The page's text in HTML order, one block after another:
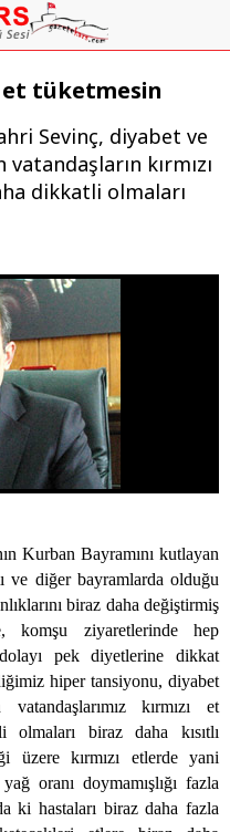
et tüketmesin
Sevinç, diyabet ve
kırmızı
dikkatli olmaları
Kurban Bayramını kutlayan
ve diğer bayramlarda olduğu
biraz daha değiştirmiş
komşu ziyaretlerinde hep
pek diyetlerine dikkat
hiper tansiyonu, diyabet
kırmızı et
biraz daha kısıtlı
üzere kırmızı etlerde yani
oranı doymamışlığı fazla
ki hastaları biraz daha fazla